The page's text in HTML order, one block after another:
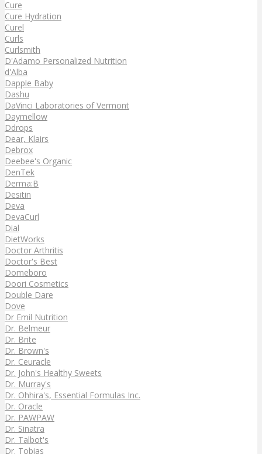
Cure
Cure Hydration
Curel
Curls
Curlsmith
D'Adamo Personalized Nutrition
d'Alba
Dapple Baby
Dashu
DaVinci Laboratories of Vermont
Daymellow
Ddrops
Dear, Klairs
Debrox
Deebee's Organic
DenTek
Derma:B
Desitin
Deva
DevaCurl
Dial
DietWorks
Doctor Arthritis
Doctor's Best
Domeboro
Doori Cosmetics
Double Dare
Dove
Dr Emil Nutrition
Dr. Belmeur
Dr. Brite
Dr. Brown's
Dr. Ceuracle
Dr. John's Healthy Sweets
Dr. Murray's
Dr. Ohhira's, Essential Formulas Inc.
Dr. Oracle
Dr. PAWPAW
Dr. Sinatra
Dr. Talbot's
Dr. Tobias